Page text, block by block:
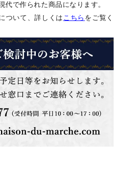
代で作られた商品になります。
ついて、詳しくは こちら をご覧く